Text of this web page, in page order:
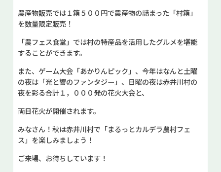
農産物販売では１箱５００円で農産物の詰まった「村箱」
を数量限定販売！
「農フェス食堂」では村の特産品を活用したグルメを堪能
することができます。
また、ゲーム大会「あかりんピック」、今年はなんと土曜
の夜は「光と響のファンタジー」、日曜の夜は赤井川村の
夜を彩る合計１，０００発の花火大会と、
両日花火が開催されます。
みなさん！秋は赤井川村で「まるっとカルデラ農村フェ
ス」を楽しみましょう！
ご来場、お待ちしています！